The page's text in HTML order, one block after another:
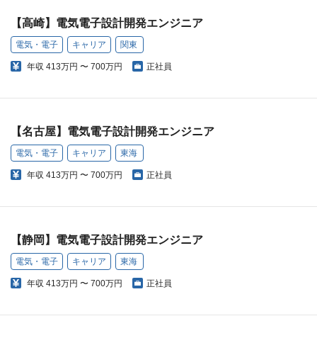
【高崎】電気電子設計開発エンジニア
電気・電子 キャリア 関東
年収 413万円 〜 700万円 正社員
【名古屋】電気電子設計開発エンジニア
電気・電子 キャリア 東海
年収 413万円 〜 700万円 正社員
【静岡】電気電子設計開発エンジニア
電気・電子 キャリア 東海
年収 413万円 〜 700万円 正社員